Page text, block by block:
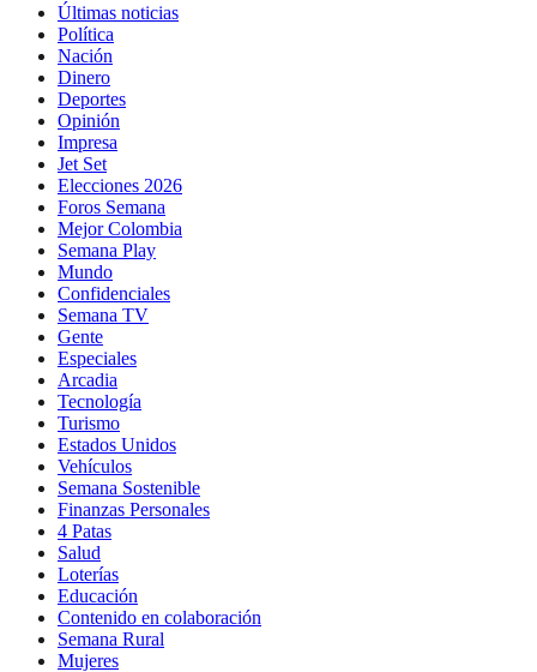
Últimas noticias
Política
Nación
Dinero
Deportes
Opinión
Impresa
Jet Set
Elecciones 2026
Foros Semana
Mejor Colombia
Semana Play
Mundo
Confidenciales
Semana TV
Gente
Especiales
Arcadia
Tecnología
Turismo
Estados Unidos
Vehículos
Semana Sostenible
Finanzas Personales
4 Patas
Salud
Loterías
Educación
Contenido en colaboración
Semana Rural
Mujeres